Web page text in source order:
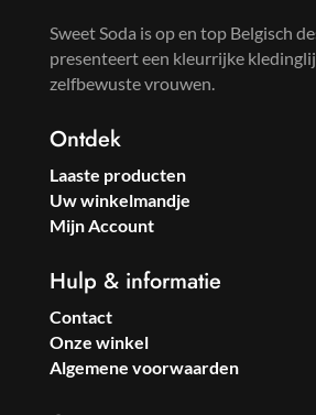
Sweet Soda is op en top Belgisch
presenteert een kleurrijke
zelfbewuste vrouwen.
Ontdek
Laaste producten
Uw winkelmandje
Mijn Account
Hulp & informatie
Contact
Onze winkel
Algemene voorwaarden